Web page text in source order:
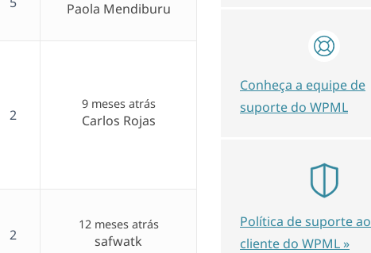
Paola Mendiburu
2
9 meses atrás
Carlos Rojas
2
12 meses atrás
safwatk
Conheça a equipe de
suporte do WPML
Política de suporte ao
cliente do WPML »